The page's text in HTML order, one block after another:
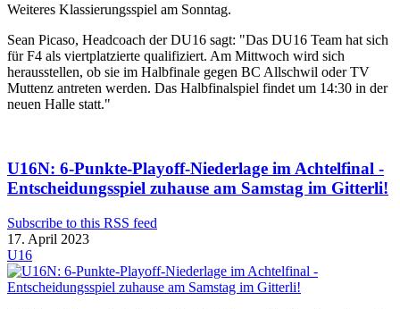
Weiteres Klassierungsspiel am Sonntag.
Sean Picaso, Headcoach der DU16 sagt: "Das DU16 Team hat sich
für F4 als viertplatzierte qualifiziert. Am Mittwoch wird sich
herausstellen, ob sie im Halbfinale gegen BC Allschwil oder TV
Muttenz antreten werden. Das Halbfinalspiel findet um 14:30 in der
neuen Halle statt."
U16N: 6-Punkte-Playoff-Niederlage im Achtelfinal -
Entscheidungsspiel zuhause am Samstag im Gitterli!
Subscribe to this RSS feed
17. April 2023
U16